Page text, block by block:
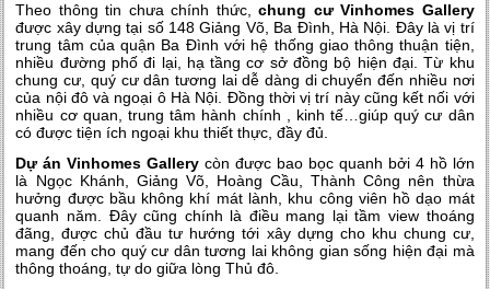
Theo thông tin chưa chính thức,chung cư Vinhomes Gallery
được xây dựng tại số 148 Giảng Võ, Ba Đình, Hà Nội. Đây là vị trí
trung tâm của quận Ba Đình với hệ thống giao thông thuận tiện,
nhiều đường phố đi lại, hạ tầng cơ sở đồng bộ hiện đại. Từ khu
chung cư, quý cư dân tương lai dễ dàng di chuyển đến nhiều nơi
của nội đô và ngoại ô Hà Nội. Đồng thời vị trí này cũng kết nối với
nhiều cơ quan, trung tâm hành chính , kinh tế…giúp quý cư dân
có được tiện ích ngoại khu thiết thực, đầy đủ.
Dự án Vinhomes Gallery còn được bao bọc quanh bởi 4 hồ lớn
là Ngọc Khánh, Giảng Võ, Hoàng Cầu, Thành Công nên thừa
hưởng được bầu không khí mát lành, khu công viên hồ dạo mát
quanh năm. Đây cũng chính là điều mang lại tầm view thoáng
đãng, được chủ đầu tư hướng tới xây dựng cho khu chung cư,
mang đến cho quý cư dân tương lai không gian sống hiện đại mà
thông thoáng, tự do giữa lòng Thủ đô.